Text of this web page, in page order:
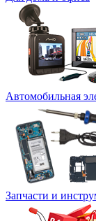
Автомобильная
Запчасти и